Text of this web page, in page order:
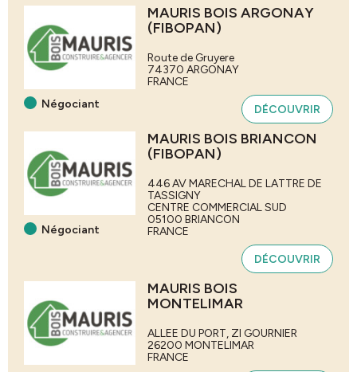
Négociant
MAURIS BOIS ARGONAY
(FIBOPAN)
Route de Gruyere
74370 ARGONAY
FRANCE
DÉCOUVRIR
Négociant
MAURIS BOIS BRIANCON
(FIBOPAN)
446 AV MARECHAL DE LATTRE DE
TASSIGNY
CENTRE COMMERCIAL SUD
05100 BRIANCON
FRANCE
DÉCOUVRIR
MAURIS BOIS
MONTELIMAR
ALLEE DU PORT, ZI GOURNIER
26200 MONTELIMAR
FRANCE